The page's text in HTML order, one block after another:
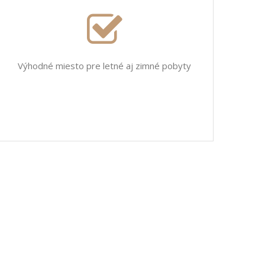
Výhodné miesto pre letné aj zimné pobyty